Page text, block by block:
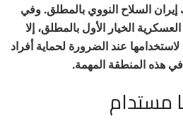
السلاح النووي بالمطلق. وفي
الخيار الأول بالمطلق، إلا
عند الضرورة لحماية أفراد
في هذه المنطقة المهمة.
مستدام